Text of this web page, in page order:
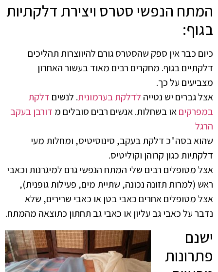
המתח הנפשי סטרס ויצירת דלקתיות
בגוף:
כיום כבר אין ספק שהסטרס גורם להיווצרות תהליכים
דלקתיים בגוף. מחקרים רבים מאוד בעשור האחרון
מצביעים על כך.
אצל גברים יש נטייה לדלקת בערמונית. לנשים דלקת
במפרקיםאו בשחלות. אנשים רבים סובלים מ דורבן בעקב
הרגל
שהוא בסה"כ דלקת בעקב, סינוסיטיס, ומחלות מעי
דלקתיות כגון קרוהן וקוליטיס.
אצל מטופלים רבים שלי המתח הנפשי גרם למיגרנות וכאבי
ראש (למרות תזונה נכונה, שתיית מים, פעילות גופנית),
אצל מטופלים אחרים כאבי בטן או כאבי שרירים, שלא
נדבר על כאבי גב עליון או כאבי גב תחתון כתוצאה מהמתח.
ישנם
פתרונות